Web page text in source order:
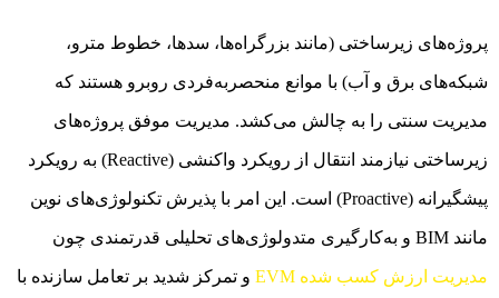
پروژه‌های زیرساختی (مانند بزرگراه‌ها، سدها، خطوط مترو،
شبکه‌های برق و آب) با موانع منحصربه‌فردی روبرو هستند که
مدیریت سنتی را به چالش می‌کشد. مدیریت موفق پروژه‌های
زیرساختی نیازمند انتقال از رویکرد واکنشی (Reactive) به رویکرد
پیشگیرانه (Proactive) است. این امر با پذیرش تکنولوژی‌های نوین
مانند BIM و به‌کارگیری متدولوژی‌های تحلیلی قدرتمندی چون
مدیریت ارزش کسب شده EVM و تمرکز شدید بر تعامل سازنده با